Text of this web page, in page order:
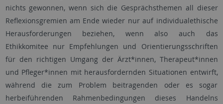
nichts gewonnen, wenn sich die Gesprächsthemen all dieser
Reflexionsgremien am Ende wieder nur auf individualethische
Herausforderungen beziehen, wenn also auch das
Ethikkomitee nur Empfehlungen und Orientierungsschriften
für den richtigen Umgang der Ärzt*innen, Therapeut*innen
und Pfleger*innen mit herausfordernden Situationen entwirft,
während die zum Problem beitragenden oder es sogar
herbeiführenden Rahmenbedingungen dieses Handelns